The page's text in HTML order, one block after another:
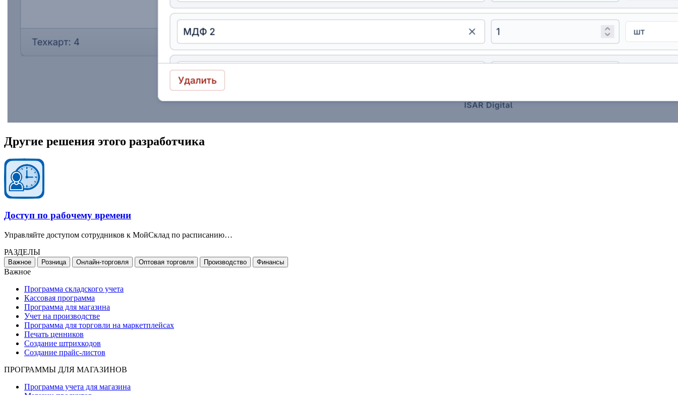
Другие решения этого разработчика
Доступ по рабочему времени
Управляйте доступом сотрудников к МойСклад по расписанию…
РАЗДЕЛЫ
Важное Розница Онлайн-торговля Оптовая торговля Производство Финансы
Важное
Программа складского учета
Кассовая программа
Программа для магазина
Учет на производстве
Программа для торговли на маркетплейсах
Печать ценников
Создание штрихкодов
Создание прайс-листов
ПРОГРАММЫ ДЛЯ МАГАЗИНОВ
Программа учета для магазина